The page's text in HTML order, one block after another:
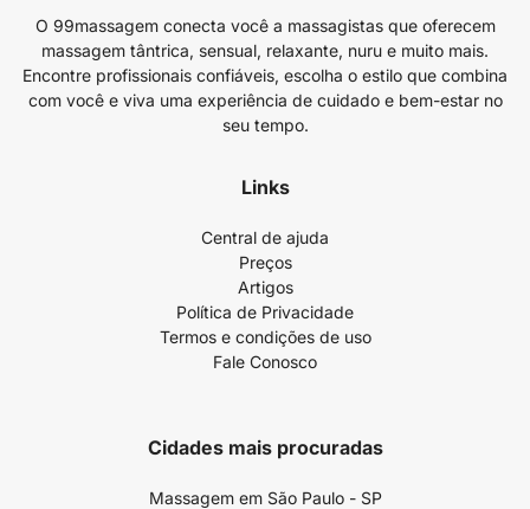
O 99massagem conecta você a massagistas que oferecem
massagem tântrica, sensual, relaxante, nuru e muito mais.
Encontre profissionais confiáveis, escolha o estilo que combina
com você e viva uma experiência de cuidado e bem-estar no
seu tempo.
Links
Central de ajuda
Preços
Artigos
Política de Privacidade
Termos e condições de uso
Fale Conosco
Cidades mais procuradas
Massagem em São Paulo - SP